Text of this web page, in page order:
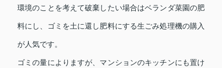
環境のことを考えて破棄したい場合はベランダ菜園の肥
料にし、ゴミを土に還し肥料にする生ごみ処理機の購入
が人気です。
ゴミの量によりますが、マンションのキッチンにも置け